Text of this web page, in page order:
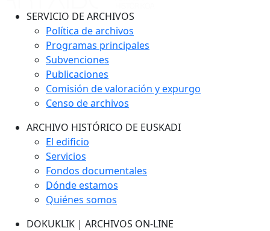
SERVICIO DE ARCHIVOS
Política de archivos
Programas principales
Subvenciones
Publicaciones
Comisión de valoración y expurgo
Censo de archivos
ARCHIVO HISTÓRICO DE EUSKADI
El edificio
Servicios
Fondos documentales
Dónde estamos
Quiénes somos
DOKUKLIK | ARCHIVOS ON-LINE